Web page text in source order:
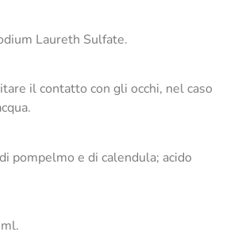
Laureth Sulfate.
il contatto con gli occhi, nel caso
pompelmo e di calendula; acido